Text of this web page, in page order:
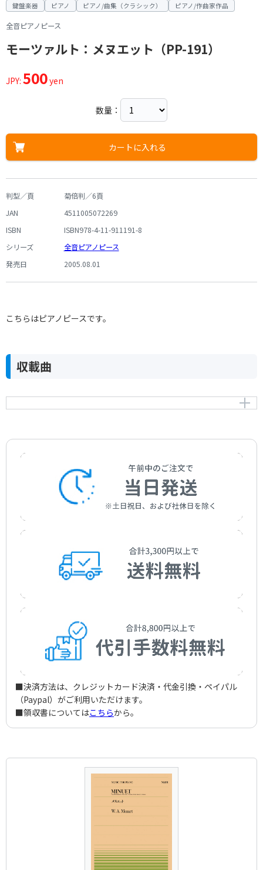
鍵盤楽器 ピアノ ピアノ/曲集（クラシック） ピアノ/作曲家作品
全音ピアノピース
モーツァルト：メヌエット（PP-191）
JPY: 500yen
数量：
カートに入れる
判型／頁
菊倍判／6頁
JAN
4511005072269
ISBN
ISBN978-4-11-911191-8
シリーズ
全音ピアノピース
発売日
2005.08.01
こちらはピアノピースです。
収載曲
メヌエット（ディヴェルティメント 第17番 K.334／
Mozart，Wolfgang Amadeus
■決済方法は、クレジットカード決済・代金引換・ペイパル
（Paypal）がご利用いただけます。
■領収書についてはこちらから。